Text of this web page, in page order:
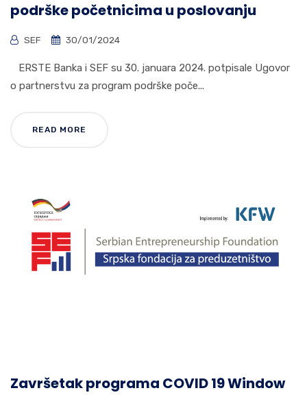
podrške početnicima u poslovanju
SEF 30/01/2024
ERSTE Banka i SEF su 30. januara 2024. potpisale Ugovor
o partnerstvu za program podrške poče...
READ MORE
Završetak programa COVID 19 Window